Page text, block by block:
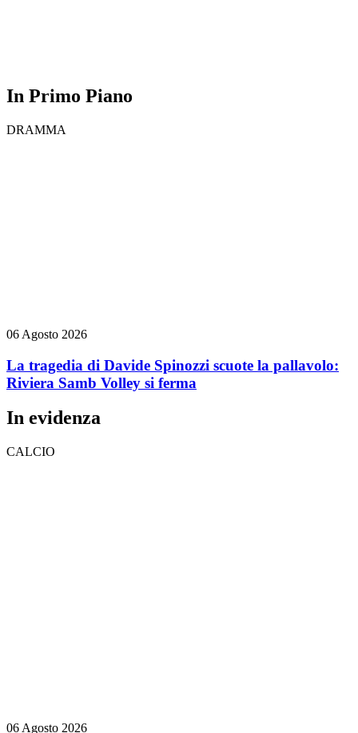
In Primo Piano
DRAMMA
06 Agosto 2026
La tragedia di Davide Spinozzi scuote la pallavolo:
Riviera Samb Volley si ferma
In evidenza
CALCIO
06 Agosto 2026